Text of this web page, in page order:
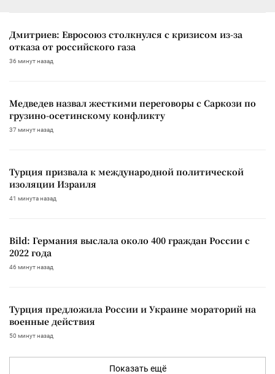
Дмитриев: Евросоюз столкнулся с кризисом из-за
отказа от российского газа
36 минут назад
Медведев назвал жесткими переговоры с Саркози по
грузино-осетинскому конфликту
37 минут назад
Турция призвала к международной политической
изоляции Израиля
41 минута назад
Bild: Германия выслала около 400 граждан России с
2022 года
46 минут назад
Турция предложила России и Украине мораторий на
военные действия
50 минут назад
Показать ещё